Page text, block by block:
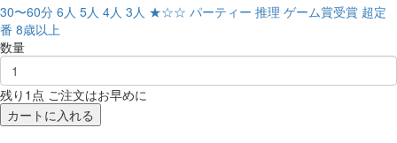
30〜60分 6人 5人 4人 3人 ★☆☆ パーティー 推理 ゲーム賞受賞 超定
番 8歳以上
数量
残り1点 ご注文はお早めに
カートに入れる